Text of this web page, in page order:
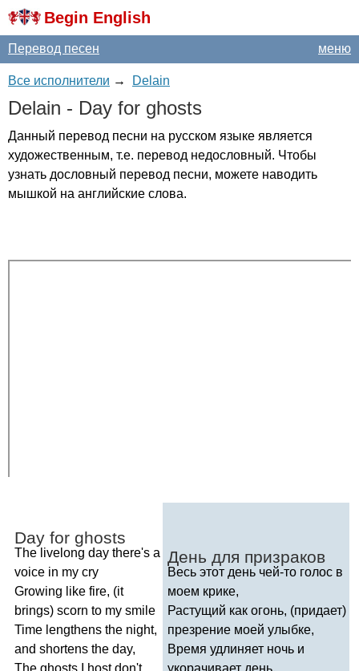
Begin English
меню
Перевод песен
Все исполнители → Delain
Delain - Day for ghosts
Данный перевод песни на русском языке является
художественным, т.е. перевод недословный. Чтобы
узнать дословный перевод песни, можете наводить
мышкой на английские слова.
Day for ghosts
The livelong day there's a
voice in my cry
Growing like fire, (it
brings) scorn to my smile
Time lengthens the night,
and shortens the day,
The ghosts host don't
День для призраков
Весь этот день чей-то голос в
моем крике,
Растущий как огонь, (придает)
презрение моей улыбке,
Время удлиняет ночь и
укорачивает день,